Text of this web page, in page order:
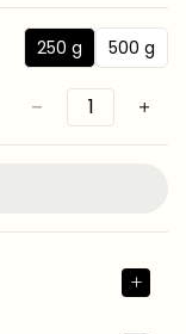
2
250 g
5
0
500 g